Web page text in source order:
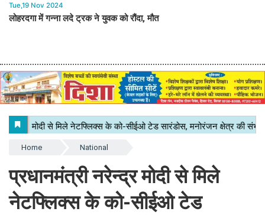
Tue,19 Nov 2024
लोहरदगा में गन्ना लदे ट्रक ने युवक को रौंदा, मौत
Home National
प्रधानमंत्री नरेन्द्र मोदी से मिले
नेटफ्लिक्स के को-सीईओ टेड